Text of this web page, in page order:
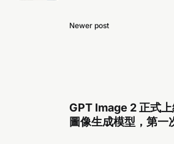
Newer post
GPT Image 2 正式
圖像生成模型，第一